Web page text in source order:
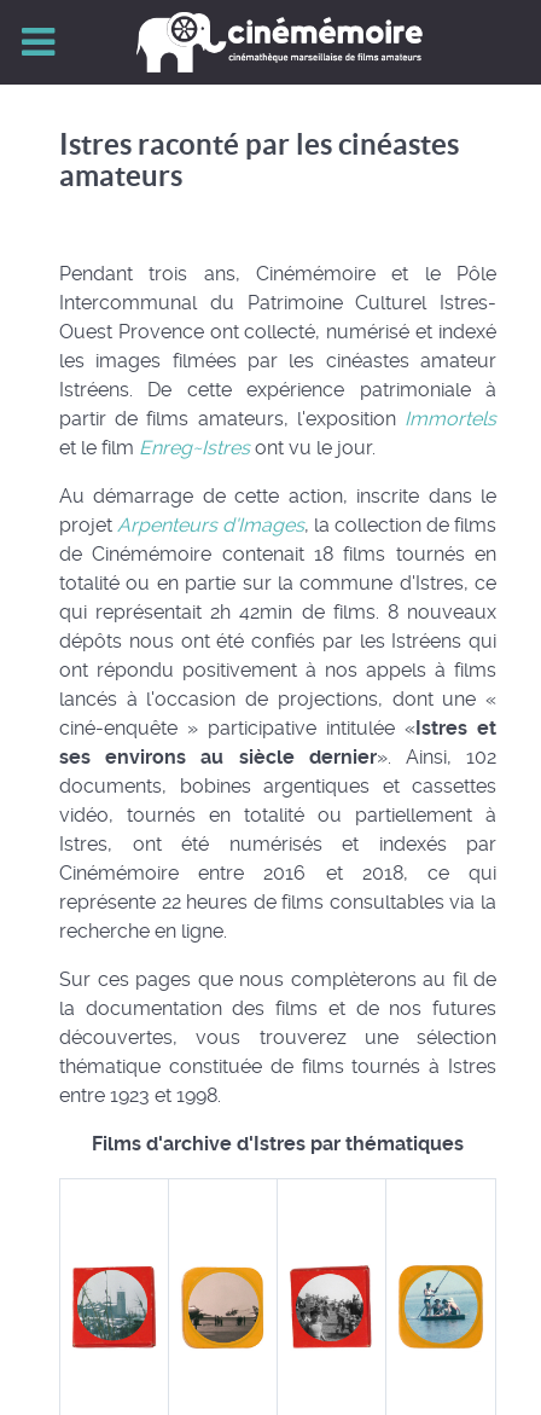
Istres raconté par les cinéastes
amateurs
Pendant trois ans, Cinémémoire et le Pôle
Intercommunal du Patrimoine Culturel Istres-
Ouest Provence ont collecté, numérisé et indexé
les images filmées par les cinéastes amateur
Istréens. De cette expérience patrimoniale à
partir de films amateurs, l'exposition Immortels
et le film Enreg~Istres ont vu le jour.
Au démarrage de cette action, inscrite dans le
projet Arpenteurs d'Images, la collection de films
de Cinémémoire contenait 18films tournés en
totalité ou en partie sur la commune d'Istres, ce
qui représentait2h42min de films. 8 nouveaux
dépôts nous ont été confiés par les Istréens qui
ont répondu positivement à nos appels à films
lancés à l'occasion de projections, dont une «
ciné-enquête » participative intitulée «Istres et
ses environs au siècle dernier». Ainsi, 102
documents, bobines argentiques et cassettes
vidéo, tournés en totalité ou partiellement à
Istres, ont été numérisés et indexés par
Cinémémoire entre 2016 et 2018, ce qui
représente 22 heures de films consultables via la
recherche en ligne.
Sur ces pages que nous complèterons au fil de
la documentation des films et de nos futures
découvertes, vous trouverez une sélection
thématique constituée de films tournés à Istres
entre 1923 et 1998.
Films d'archive d'Istres par thématiques